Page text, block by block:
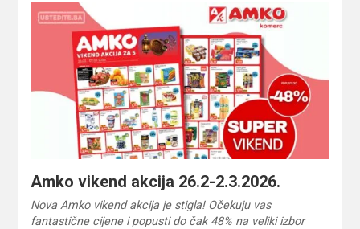
Amko vikend akcija 26.2-2.3.2026.
Nova Amko vikend akcija je stigla! Očekuju vas
fantastične cijene i popusti do čak 48% na veliki izbor